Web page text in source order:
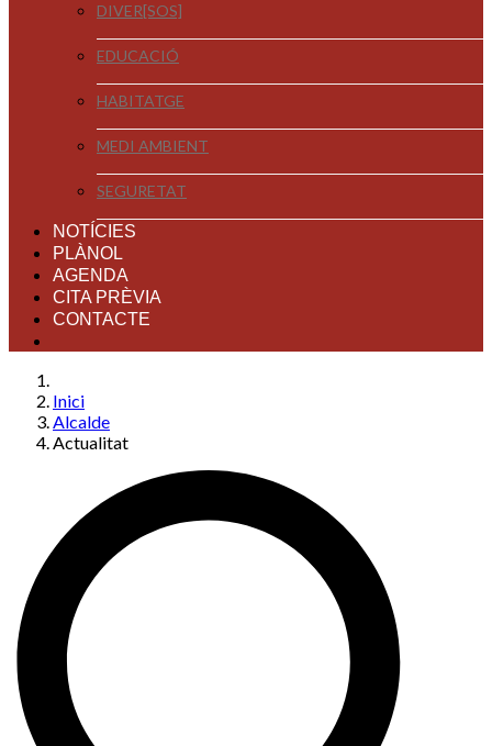
DIVER[SOS]
EDUCACIÓ
HABITATGE
MEDI AMBIENT
SEGURETAT
NOTÍCIES
PLÀNOL
AGENDA
CITA PRÈVIA
CONTACTE
Inici
Alcalde
Actualitat